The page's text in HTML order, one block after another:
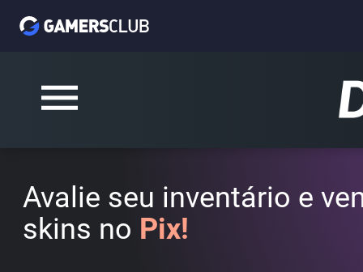
Avalie seu inventário e
skins no Pix!